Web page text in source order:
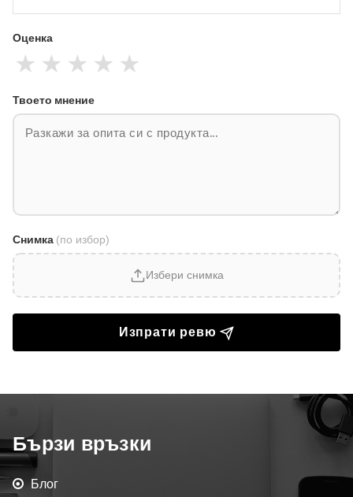
Оценка
★ ★ ★ ★ ★
Твоето мнение
Снимка (по избор)
Избери снимка
Изпрати ревю
Бързи връзки
Блог